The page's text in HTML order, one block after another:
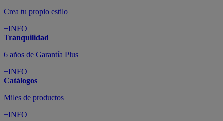
Crea tu propio estilo
+INFO
Tranquilidad
6 años de Garantía Plus
+INFO
Catálogos
Miles de productos
+INFO